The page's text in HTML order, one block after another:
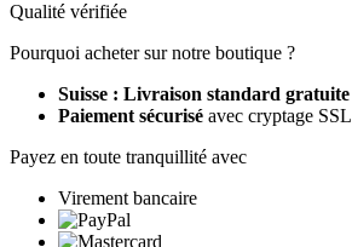
Qualité vérifiée
Pourquoi acheter sur notre boutique ?
Suisse : Livraison standard gratuite
Paiement sécurisé avec cryptage SSL
Payez en toute tranquillité avec
Virement bancaire